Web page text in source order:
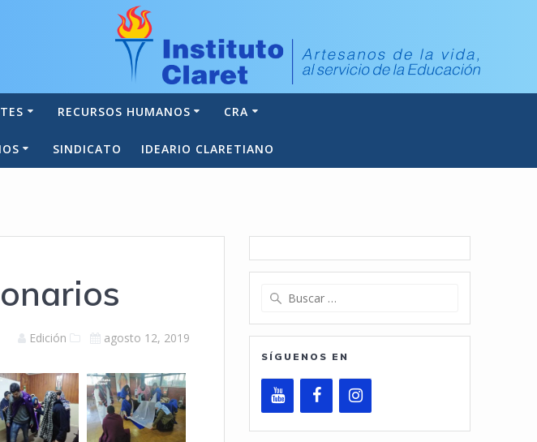
RECURSOS HUMANOS CRA
SINDICATO IDEARIO CLARETIANO
Edición agosto 12, 2019
Buscar:
SÍGUENOS EN